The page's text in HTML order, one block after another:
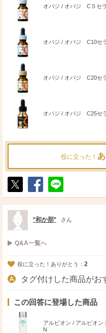
オバジ / オバジ C５セ
オバジ / オバジ C10セ
オバジ / オバジ C20セ
オバジ / オバジ C25セ
役に立った！
ポ
ス
ト
シ
ェ
送
る
*和か那* さん
Q&A一覧へ
役に立った！ありがとう： 2
タグ付けした商品がお
この回答に登場した商品
アルビオン / アルビオ
N